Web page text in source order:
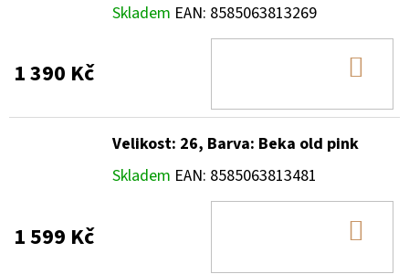
Skladem EAN: 8585063813269
1 390 Kč
Velikost: 26, Barva: Beka old pink
Skladem EAN: 8585063813481
1 599 Kč